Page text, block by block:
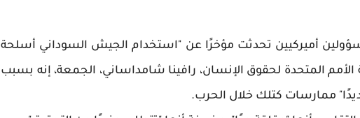
لمسؤولين أميركيين تحدثت مؤخرًا عن "استخدام الجيش السوداني أسلحة
المتحدة لحقوق الإنسان، رافينا شامداساني، الجمعة، إنه بسبب
ممارسات كتلك خلال الحرب.